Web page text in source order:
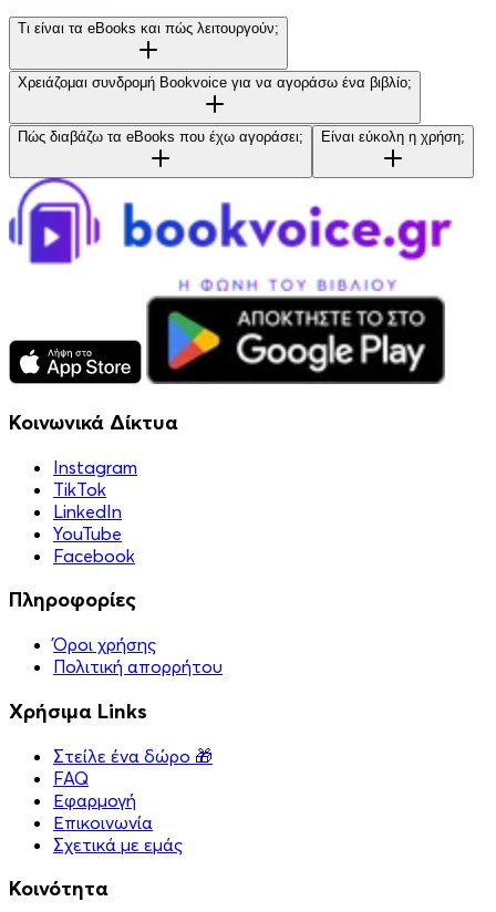
Τι είναι τα eBooks και πώς λειτουργούν;
Χρειάζομαι συνδρομή Bookvoice για να αγοράσω ένα βιβλίο;
Πώς διαβάζω τα eBooks που έχω αγοράσει; Είναι εύκολη η χρήση;
Κοινωνικά Δίκτυα
Instagram
TikTok
LinkedIn
YouTube
Facebook
Πληροφορίες
Όροι χρήσης
Πολιτική απορρήτου
Χρήσιμα Links
Στείλε ένα δώρο 🎁
FAQ
Εφαρμογή
Επικοινωνία
Σχετικά με εμάς
Κοινότητα